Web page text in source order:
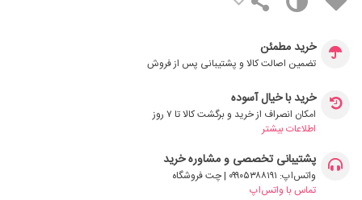
خرید مطمئن
تضمین اصالت کالا و پشتیبانی پس از فروش
خرید با خیال آسوده
امکان انصراف از خرید و برگشت کالا تا ۷ روز
اطلاعات بیشتر
پشتیبانی تخصصی و مشاوره خرید
واتس‌اپ: ۰۹۹۰۵۳۸۸۱۹۱ | چت فروشگاه
تماس با واتس‌اپ